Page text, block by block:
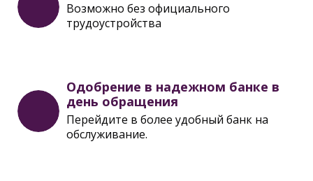
Возможно без официального
трудоустройства
Одобрение в надежном банке в
день обращения
Перейдите в более удобный банк на
обслуживание.